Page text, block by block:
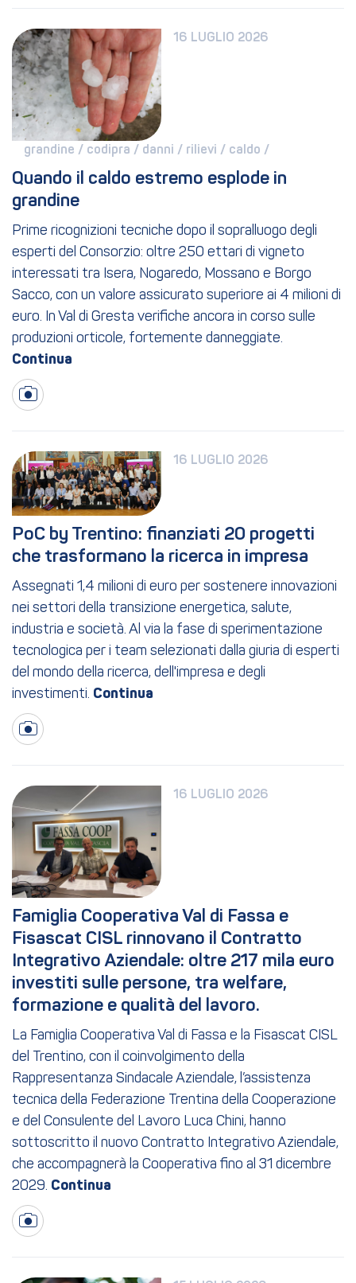
16 LUGLIO 2026
grandine / codipra / danni / rilievi / caldo /
Quando il caldo estremo esplode in
grandine
Prime ricognizioni tecniche dopo il sopralluogo degli
esperti del Consorzio: oltre 250 ettari di vigneto
interessati tra Isera, Nogaredo, Mossano e Borgo
Sacco, con un valore assicurato superiore ai 4 milioni di
euro. In Val di Gresta verifiche ancora in corso sulle
produzioni orticole, fortemente danneggiate.
16 LUGLIO 2026
PoC by Trentino: finanziati 20 progetti
che trasformano la ricerca in impresa
Assegnati 1,4 milioni di euro per sostenere innovazioni
nei settori della transizione energetica, salute,
industria e società. Al via la fase di sperimentazione
tecnologica per i team selezionati dalla giuria di esperti
del mondo della ricerca, dell'impresa e degli
investimenti.
16 LUGLIO 2026
Famiglia Cooperativa Val di Fassa e
Fisascat CISL rinnovano il Contratto
Integrativo Aziendale: oltre 217 mila euro
investiti sulle persone, tra welfare,
formazione e qualità del lavoro.
La Famiglia Cooperativa Val di Fassa e la Fisascat CISL
del Trentino, con il coinvolgimento della
Rappresentanza Sindacale Aziendale, l’assistenza
tecnica della Federazione Trentina della Cooperazione
e del Consulente del Lavoro Luca Chini, hanno
sottoscritto il nuovo Contratto Integrativo Aziendale,
che accompagnerà la Cooperativa fino al 31 dicembre
2029.